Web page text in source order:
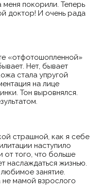
меня покорили. Теперь
доктор! И очень рада
«отфотошопленной»
Нет, бывает
стала упругой
на лице
Тон выровнялся.
страшной, как я себе
наступило
того, что больше
наслаждаться жизнью.
занятие.
не мамой взрослого